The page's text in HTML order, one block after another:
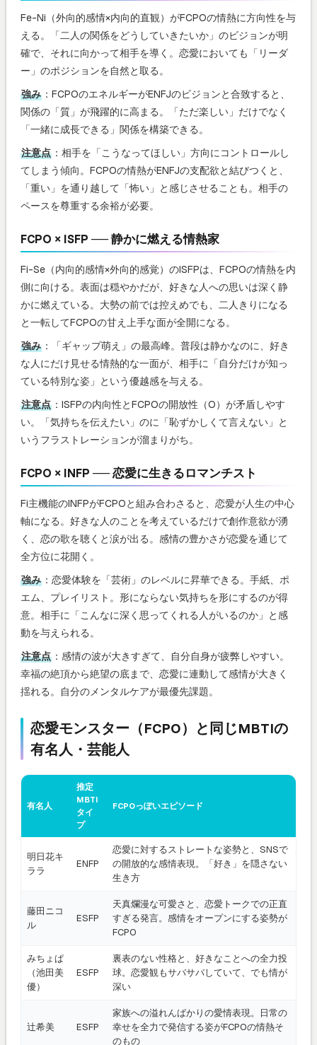
Fe-Ni（外向的感情×内向的直観）がFCPOの情熱に方向性を与
える。「二人の関係をどうしていきたいか」のビジョンが明
確で、それに向かって相手を導く。恋愛においても「リーダ
ー」のポジションを自然と取る。
強み ：FCPOのエネルギーがENFJのビジョンと合致すると、
関係の「質」が飛躍的に高まる。「ただ楽しい」だけでなく
「一緒に成長できる」関係を構築できる。
注意点 ：相手を「こうなってほしい」方向にコントロールし
てしまう傾向。FCPOの情熱がENFJの支配欲と結びつくと、
「重い」を通り越して「怖い」と感じさせることも。相手の
ペースを尊重する余裕が必要。
FCPO × ISFP ── 静かに燃える情熱家
Fi-Se（内向的感情×外向的感覚）のISFPは、FCPOの情熱を内
側に向ける。表面は穏やかだが、好きな人への思いは深く静
かに燃えている。大勢の前では控えめでも、二人きりになる
と一転してFCPOの甘え上手な面が全開になる。
強み ：「ギャップ萌え」の最高峰。普段は静かなのに、好き
な人にだけ見せる情熱的な一面が、相手に「自分だけが知っ
ている特別な姿」という優越感を与える。
注意点 ：ISFPの内向性とFCPOの開放性（O）が矛盾しやす
い。「気持ちを伝えたい」のに「恥ずかしくて言えない」と
いうフラストレーションが溜まりがち。
FCPO × INFP ── 恋愛に生きるロマンチスト
Fi主機能のINFPがFCPOと組み合わさると、恋愛が人生の中心
軸になる。好きな人のことを考えているだけで創作意欲が湧
く、恋の歌を聴くと涙が出る。感情の豊かさが恋愛を通じて
全方位に花開く。
強み ：恋愛体験を「芸術」のレベルに昇華できる。手紙、ポ
エム、プレイリスト。形にならない気持ちを形にするのが得
意。相手に「こんなに深く思ってくれる人がいるのか」と感
動を与えられる。
注意点 ：感情の波が大きすぎて、自分自身が疲弊しやすい。
幸福の絶頂から絶望の底まで、恋愛に連動して感情が大きく
揺れる。自分のメンタルケアが最優先課題。
恋愛モンスター（FCPO）と同じMBTIの
有名人・芸能人
有名人
推定
MBTI
タイ
プ
FCPOっぽいエピソード
明日花キ
ララ
ENFP
恋愛に対するストレートな姿勢と、SNSで
の開放的な感情表現。「好き」を隠さない
生き方
藤田ニコ
ル
ESFP
天真爛漫な可愛さと、恋愛トークでの正直
すぎる発言。感情をオープンにする姿勢が
FCPO
みちょぱ
（池田美
優）
ESFP
裏表のない性格と、好きなことへの全力投
球。恋愛観もサバサバしていて、でも情が
深い
辻希美 ESFP
家族への溢れんばかりの愛情表現。日常の
幸せを全力で発信する姿がFCPOの情熱そ
のもの